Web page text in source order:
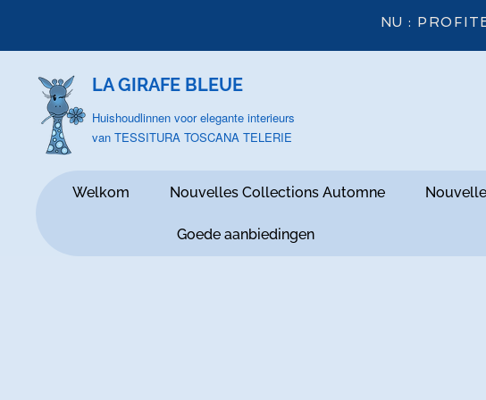
NU :
LA GIRAFE BLEUE
Huishoudlinnen voor elegante interieurs
van TESSITURA TOSCANA TELERIE
Welkom Nouvelles Collections Automne
Goede aanbiedingen